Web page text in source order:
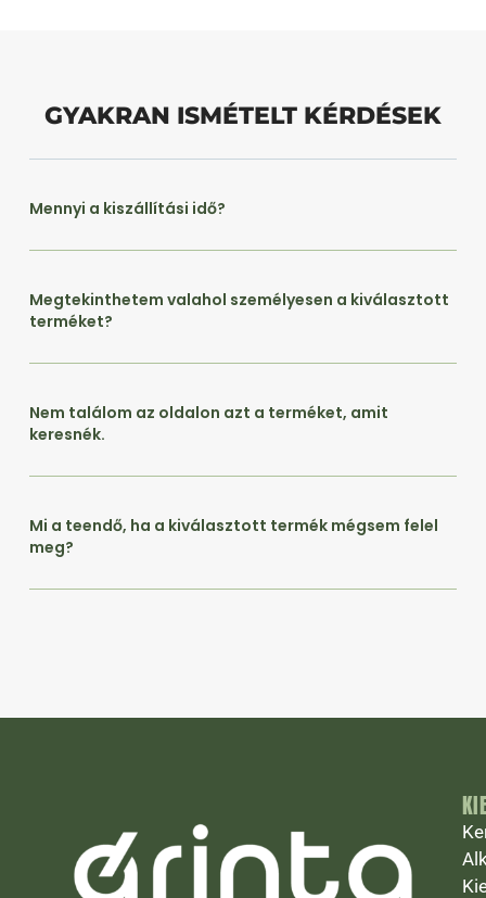
GYAKRAN ISMÉTELT KÉRDÉSEK
Mennyi a kiszállítási idő?
Megtekinthetem valahol személyesen a kiválasztott
terméket?
Nem találom az oldalon azt a terméket, amit
keresnék.
Mi a teendő, ha a kiválasztott termék mégsem felel
meg?